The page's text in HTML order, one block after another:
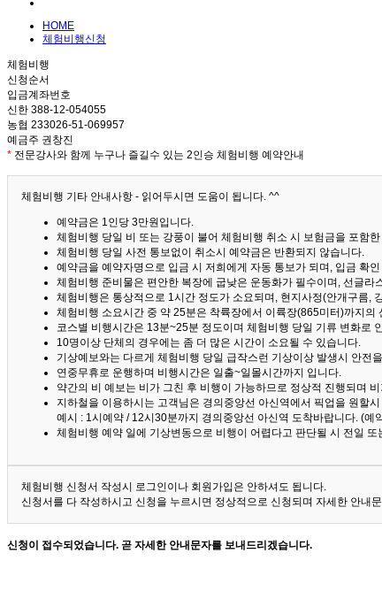
HOME
체험비행신청
체험비행
신청순서
입금계좌번호
신한 388-12-054055
농협 233026-51-069957
예금주 권창진
* 전문강사와 함께 누구나 즐길수 있는 2인승 체험비행 예약안내
체험비행 기타 안내사항 - 읽어두시면 도움이 됩니다. ^^
예약금은 1인당 3만원입니다.
체험비행 당일 비 또는 강풍이 불어 체험비행 취소 시 보험금을 포함
체험비행 당일 사전 통보없이 취소시 예약금은 반환되지 않습니다.
예약금을 예약자명으로 입금 시 저희에게 자동 통보가 되며, 입금 확
체험비행 준비물은 편안한 복장에 굽낮은 운동화가 필수이며, 선글라
체험비행은 통상적으로 1시간 정도가 소요되며, 현지사정(안개구름,
체험비행 소요시간 중 약 25분은 착륙장에서 이륙장(865미터)까지의
코스별 비행시간은 13분~25분 정도이며 체험비행 당일 기류 변화로
10명이상 단체의 경우에는 좀 더 많은 시간이 소요될 수 있습니다.
기상예보와는 다르게 체험비행 당일 급작스런 기상이상 발생시 안전
연중무휴로 운행하며 비행시간은 일출~일몰시간까지 입니다.
약간의 비 예보는 비가 그친 후 비행이 가능하므로 정상적 진행되며
지하철을 이용하시는 고객님은 경의중앙선 아신역에서 픽업을 원할
예시 : 1시예약 / 12시30분까지 경의중앙선 아신역 도착바랍니다. (예
체험비행 예약 일에 기상변동으로 비행이 어렵다고 판단될 시 전일
체험비행 신청서 작성시 로그인이나 회원가입은 안하셔도 됩니다.
신청서를 다 작성하시고 신청을 누르시면 정상적으로 신청되며 자세한 안내
신청이 접수되었습니다. 곧 자세한 안내문자를 보내드리겠습니다.